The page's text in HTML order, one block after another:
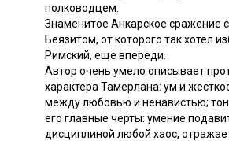
полководцем.
Знаменитое Анкарское сражение
Беязитом, от которого так хотел
Римский, еще впереди.
Автор очень умело описывает
характера Тамерлана: ум и
между любовью и ненавистью;
его главные черты: умение
дисциплиной любой хаос,